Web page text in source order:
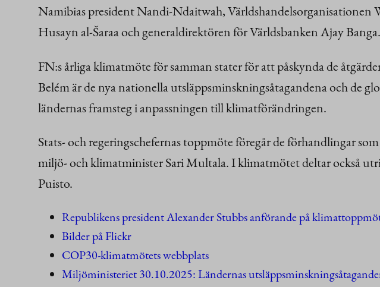
Namibias president Nandi-Ndaitwah,
Husayn al-Šaraa och generaldirektören för Världsbanken Ajay Banga.
FN:s årliga klimatmöte för samman stater för att påskynda de
Belém är de nya nationella utsläppsminskningsåtagandena och de
ländernas framsteg i anpassningen till klimatförändringen.
Stats- och regeringschefernas toppmöte föregår de förhandlingar
miljö- och klimatminister Sari Multala. I klimatmötet deltar också
Puisto.
Republikens president Alexander Stubbs anförande på
Bilder på Flickr
COP30-klimatmötets webbplats
Miljöministeriet 30.10.2025: Ländernas